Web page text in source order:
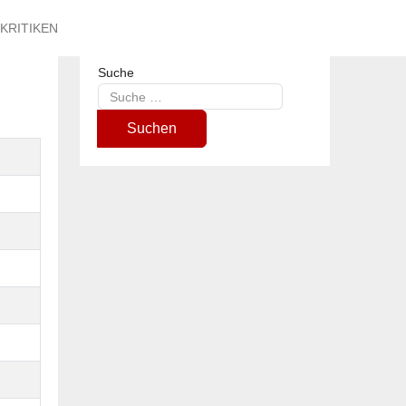
Suche
Type 2 or more characters for results.
Suchen